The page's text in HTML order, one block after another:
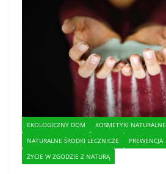
EKOLOGICZNY DOM KOSMETYKI NATURALNE
NATURALNE ŚRODKI LECZNICZE
PREWENCJA
ŻYCIE W ZGODZIE Z NATURĄ